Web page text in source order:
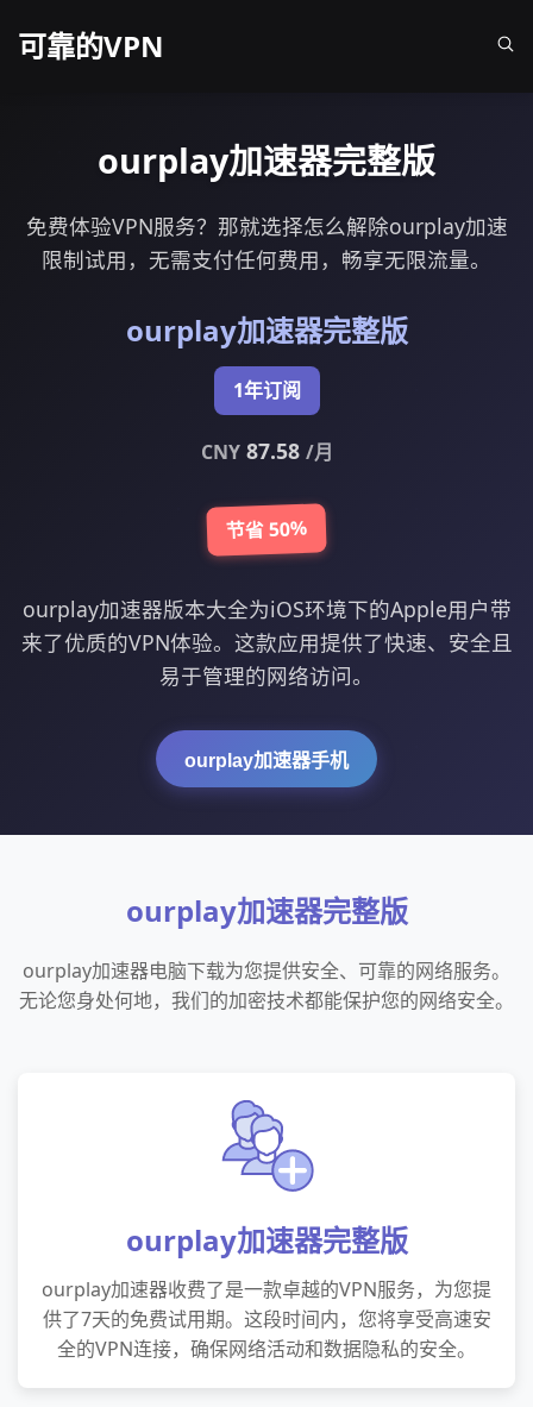
可靠的VPN
ourplay加速器完整版
免费体验VPN服务？那就选择怎么解除ourplay加速
限制试用，无需支付任何费用，畅享无限流量。
ourplay加速器完整版
1年订阅
CNY87.58 /月
节省 50%
ourplay加速器版本大全为iOS环境下的Apple用户带
来了优质的VPN体验。这款应用提供了快速、安全且
易于管理的网络访问。
ourplay加速器手机
ourplay加速器完整版
ourplay加速器电脑下载为您提供安全、可靠的网络服务。
无论您身处何地，我们的加密技术都能保护您的网络安全。
ourplay加速器完整版
ourplay加速器收费了是一款卓越的VPN服务，为您提
供了7天的免费试用期。这段时间内，您将享受高速安
全的VPN连接，确保网络活动和数据隐私的安全。